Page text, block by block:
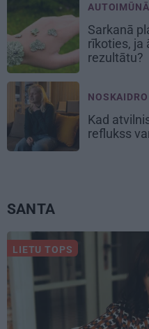
Sarkanā
rīkoties, ja
rezultātu?
NOSKAIDRO
Kad
reflukss
SANTA
LIETU TOPS